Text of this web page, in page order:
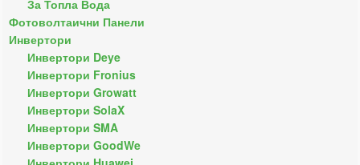
За Топла Вода
Фотоволтаични Панели
Инвертори
Инвертори Deye
Инвертори Fronius
Инвертори Growatt
Инвертори SolaX
Инвертори SMA
Инвертори GoodWe